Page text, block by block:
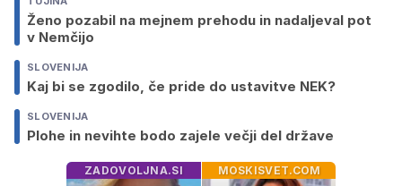
Ženo pozabil na mejnem prehodu in nadaljeval pot
v Nemčijo
SLOVENIJA
Kaj bi se zgodilo, če pride do ustavitve NEK?
SLOVENIJA
Plohe in nevihte bodo zajele večji del države
ZADOVOLJNA.SI MOSKISVET.COM